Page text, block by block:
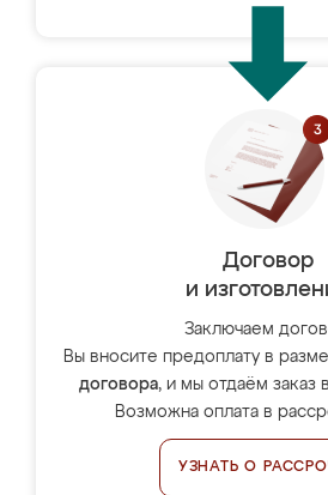
Договор
и
Заключаем
Вы вносите предоплату в
договора, и мы отдаём заказ
Возможна оплата в
УЗНАТЬ О